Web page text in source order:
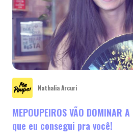
Nathalia Arcuri
MEPOUPEIROS VÃO DOMINAR
que eu consegui pra você!